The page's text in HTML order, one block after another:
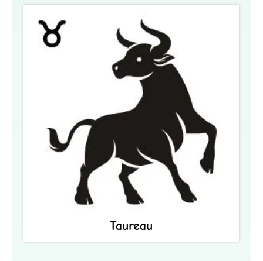
Taureau